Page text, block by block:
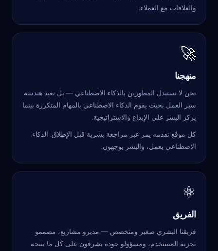
والعلاقات مع العملاء.
🚀
منهجنا
نحن لا نستبدل المطورين بالذكاء الاصطناعي — بل نعيد هندسة
سير العمل بحيث يقوم الذكاء الاصطناعي بالمهام المتكررة بينما
يركز البشر على الإبداع والاستراتيجية.
كل موقع نقدمه يمر عبر مراجعة بشرية قبل الإطلاق. الذكاء
الاصطناعي يعمل، والبشر يوجهون.
⚛
الفريق
فريقنا البشري صغير ومتخصص — مديرو مشاريع، مصممو
تجربة المستخدم، ومسؤولو جودة يشرفون على كل ما ينتجه